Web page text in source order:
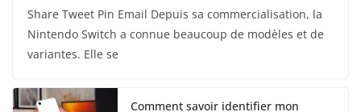
Share Tweet Pin Email Depuis sa commercialisation, la
Nintendo Switch a connue beaucoup de modèles et de
variantes. Elle se
Comment savoir identifier mon